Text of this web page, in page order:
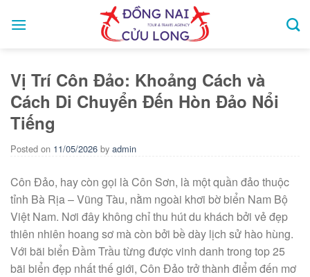
Vị Trí Côn Đảo: Khoảng Cách và
Cách Di Chuyển Đến Hòn Đảo Nổi
Tiếng
Posted on 11/05/2026 by admin
Côn Đảo, hay còn gọi là Côn Sơn, là một quần đảo thuộc
tỉnh Bà Rịa – Vũng Tàu, nằm ngoài khơi bờ biển Nam Bộ
Việt Nam. Nơi đây không chỉ thu hút du khách bởi vẻ đẹp
thiên nhiên hoang sơ mà còn bởi bề dày lịch sử hào hùng.
Với bãi biển Đầm Trầu từng được vinh danh trong top 25
bãi biển đẹp nhất thế giới, Côn Đảo trở thành điểm đến mơ